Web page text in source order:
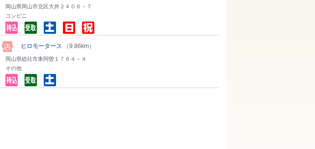
岡山県岡山市北区大井２４０６－７
コンビニ
ヒロモータース （9.86km）
岡山県総社市東阿曽１７６４－４
その他